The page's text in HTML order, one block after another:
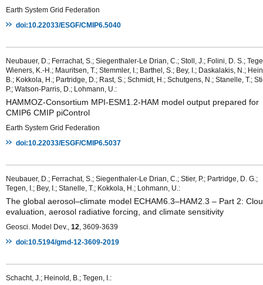
Earth System Grid Federation
doi:10.22033/ESGF/CMIP6.5040
Neubauer, D.; Ferrachat, S.; Siegenthaler-Le Drian, C.; Stoll, J.; Folini, D. S.;
Wieners, K.-H.; Mauritsen, T.; Stemmler, I.; Barthel, S.; Bey, I.; Daskalakis, N.;
B.; Kokkola, H.; Partridge, D.; Rast, S.; Schmidt, H.; Schutgens, N.; Stanelle, T.;
P.; Watson-Parris, D.; Lohmann, U.:
HAMMOZ-Consortium MPI-ESM1.2-HAM model output prepared for
CMIP6 CMIP piControl
Earth System Grid Federation
doi:10.22033/ESGF/CMIP6.5037
Neubauer, D.; Ferrachat, S.; Siegenthaler-Le Drian, C.; Stier, P.; Partridge, D. G.;
Tegen, I.; Bey, I.; Stanelle, T.; Kokkola, H.; Lohmann, U.:
The global aerosol–climate model ECHAM6.3–HAM2.3 – Part 2:
evaluation, aerosol radiative forcing, and climate sensitivity
Geosci. Model Dev., 12 , 3609-3639
doi:10.5194/gmd-12-3609-2019
Schacht, J.; Heinold, B.; Tegen, I.: